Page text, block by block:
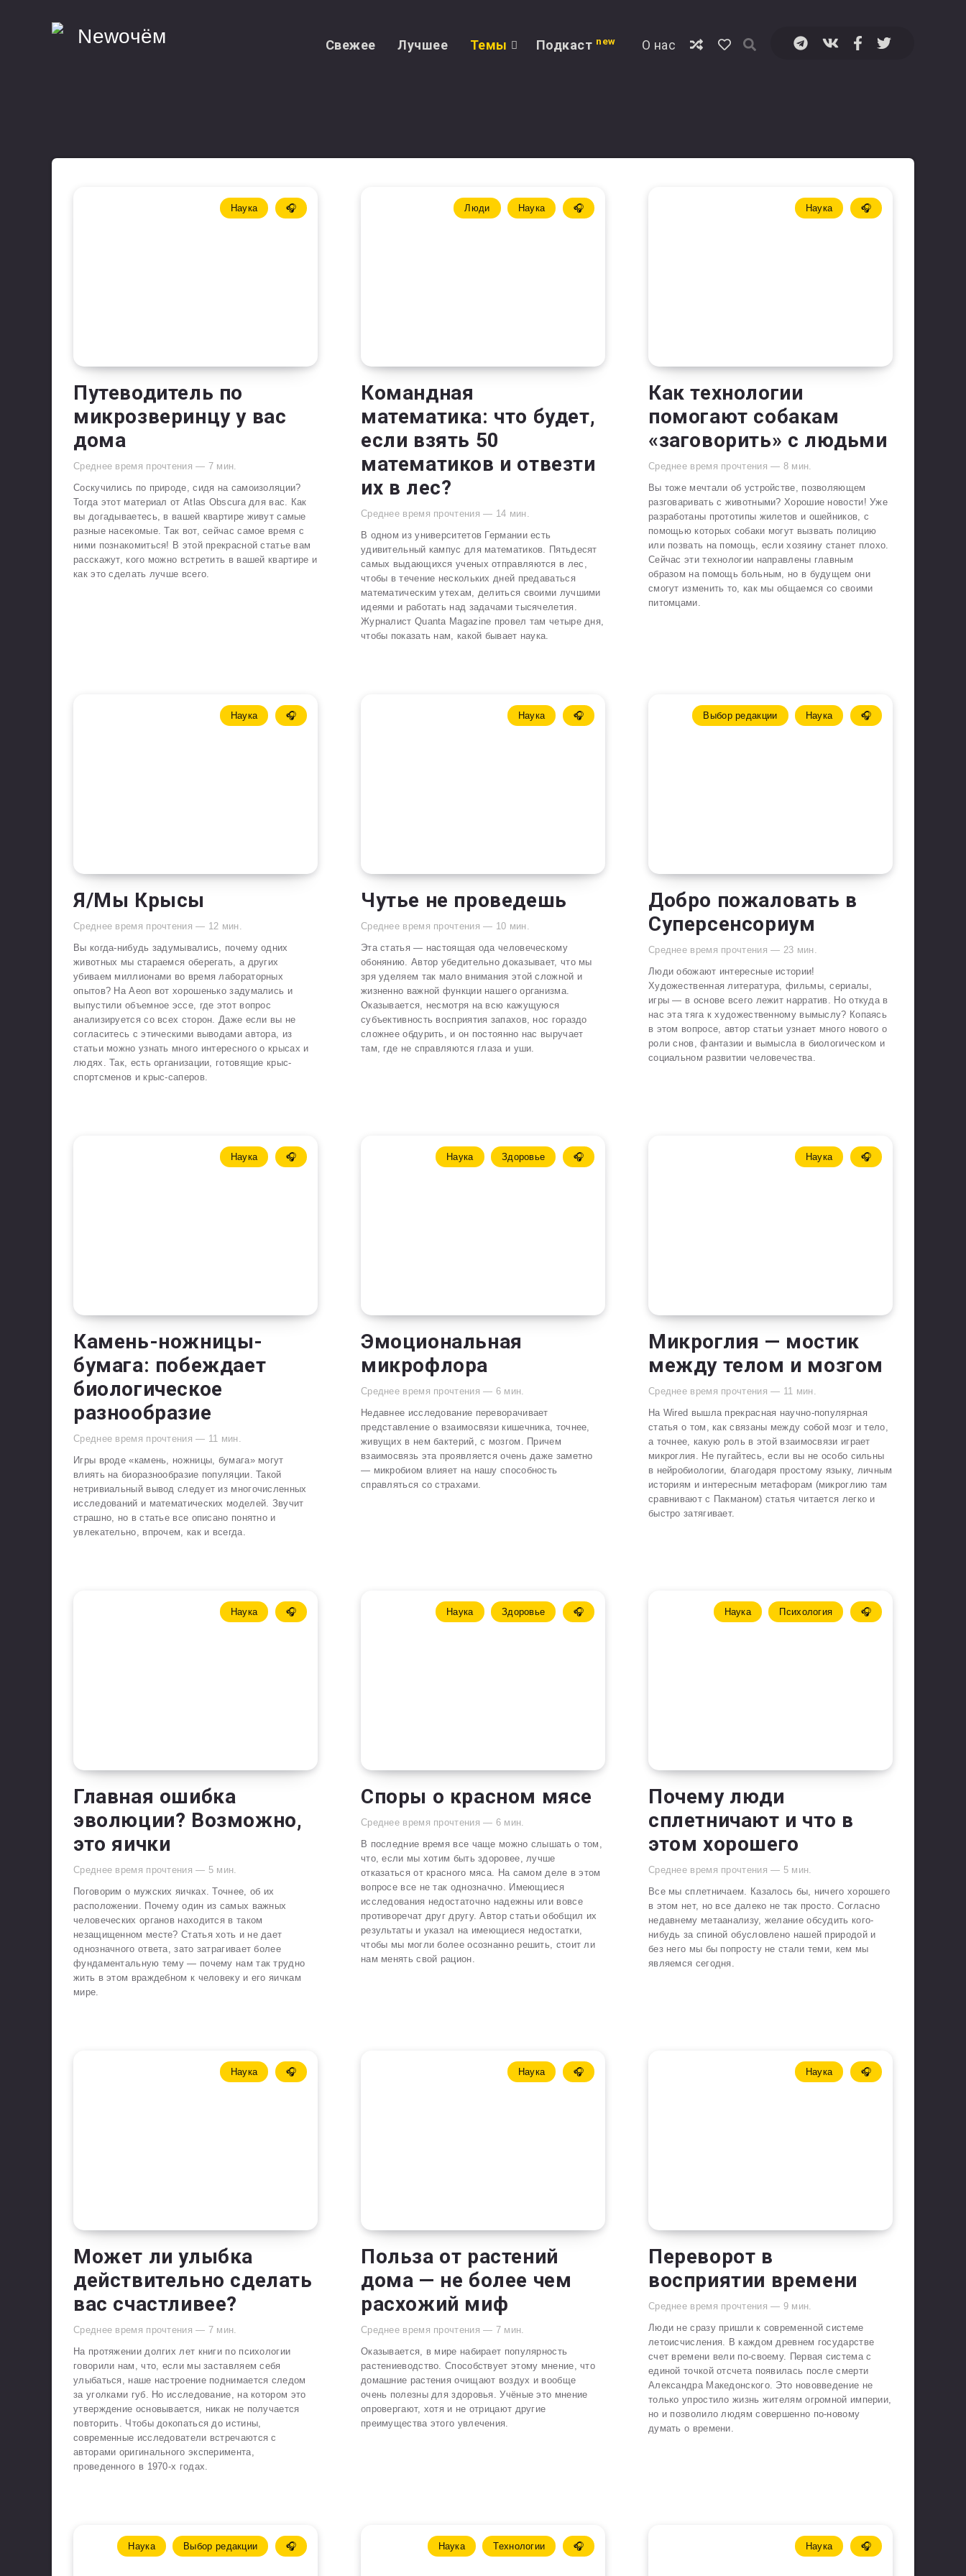
Свежее Лучшее Темы Подкаст new ⁠О нас
Наука 🎧
Путеводитель по
микрозверинцу у вас
дома
Среднее время прочтения — 7 мин.
Соскучились по природе, сидя на самоизоляции?
Тогда этот материал от Atlas Obscura для вас. Как
вы догадываетесь, в вашей квартире живут самые
разные насекомые. Так вот, сейчас самое время с
ними познакомиться! В этой прекрасной статье вам
расскажут, кого можно встретить в вашей квартире и
как это сделать лучше всего.
Люди Наука 🎧
Командная
математика: что будет,
если взять 50
математиков и отвезти
их в лес?
Среднее время прочтения — 14 мин.
В одном из университетов Германии есть
удивительный кампус для математиков. Пятьдесят
самых выдающихся ученых отправляются в лес,
чтобы в течение нескольких дней предаваться
математическим утехам, делиться своими лучшими
идеями и работать над задачами тысячелетия.
Журналист Quanta Magazine провел там четыре дня,
чтобы показать нам, какой бывает наука.
Наука 🎧
Как технологии
помогают собакам
«заговорить» с людьми
Среднее время прочтения — 8 мин.
Вы тоже мечтали об устройстве, позволяющем
разговаривать с животными? Хорошие новости! Уже
разработаны прототипы жилетов и ошейников, с
помощью которых собаки могут вызвать полицию
или позвать на помощь, если хозяину станет плохо.
Сейчас эти технологии направлены главным
образом на помощь больным, но в будущем они
смогут изменить то, как мы общаемся со своими
питомцами.
Наука 🎧
Я/Мы Крысы
Среднее время прочтения — 12 мин.
Вы когда-нибудь задумывались, почему одних
животных мы стараемся оберегать, а других
убиваем миллионами во время лабораторных
опытов? На Aeon вот хорошенько задумались и
выпустили объемное эссе, где этот вопрос
анализируется со всех сторон. Даже если вы не
согласитесь с этическими выводами автора, из
статьи можно узнать много интересного о крысах и
людях. Так, есть организации, готовящие крыс-
спортсменов и крыс-саперов.
Наука 🎧
Чутье не проведешь
Среднее время прочтения — 10 мин.
Эта статья — настоящая ода человеческому
обонянию. Автор убедительно доказывает, что мы
зря уделяем так мало внимания этой сложной и
жизненно важной функции нашего организма.
Оказывается, несмотря на всю кажущуюся
субъективность восприятия запахов, нос гораздо
сложнее обдурить, и он постоянно нас выручает
там, где не справляются глаза и уши.
Выбор редакции Наука 🎧
Добро пожаловать в
Суперсенсориум
Среднее время прочтения — 23 мин.
Люди обожают интересные истории!
Художественная литература, фильмы, сериалы,
игры — в основе всего лежит нарратив. Но откуда в
нас эта тяга к художественному вымыслу? Копаясь
в этом вопросе, автор статьи узнает много нового о
роли снов, фантазии и вымысла в биологическом и
социальном развитии человечества.
Наука 🎧
Камень-ножницы-
бумага: побеждает
биологическое
разнообразие
Среднее время прочтения — 11 мин.
Игры вроде «камень, ножницы, бумага» могут
влиять на биоразнообразие популяции. Такой
нетривиальный вывод следует из многочисленных
исследований и математических моделей. Звучит
страшно, но в статье все описано понятно и
увлекательно, впрочем, как и всегда.
Наука Здоровье 🎧
Эмоциональная
микрофлора
Среднее время прочтения — 6 мин.
Недавнее исследование переворачивает
представление о взаимосвязи кишечника, точнее,
живущих в нем бактерий, с мозгом. Причем
взаимосвязь эта проявляется очень даже заметно
— микробиом влияет на нашу способность
справляться со страхами.
Наука 🎧
Микроглия — мостик
между телом и мозгом
Среднее время прочтения — 11 мин.
На Wired вышла прекрасная научно-популярная
статья о том, как связаны между собой мозг и тело,
а точнее, какую роль в этой взаимосвязи играет
микроглия. Не пугайтесь, если вы не особо сильны
в нейробиологии, благодаря простому языку, личным
историям и интересным метафорам (микроглию там
сравнивают с Пакманом) статья читается легко и
быстро затягивает.
Наука 🎧
Главная ошибка
эволюции? Возможно,
это яички
Среднее время прочтения — 5 мин.
Поговорим о мужских яичках. Точнее, об их
расположении. Почему один из самых важных
человеческих органов находится в таком
незащищенном месте? Статья хоть и не дает
однозначного ответа, зато затрагивает более
фундаментальную тему — почему нам так трудно
жить в этом враждебном к человеку и его яичкам
мире.
Наука Здоровье 🎧
Споры о красном мясе
Среднее время прочтения — 6 мин.
В последние время все чаще можно слышать о том,
что, если мы хотим быть здоровее, лучше
отказаться от красного мяса. На самом деле в этом
вопросе все не так однозначно. Имеющиеся
исследования недостаточно надежны или вовсе
противоречат друг другу. Автор статьи обобщил их
результаты и указал на имеющиеся недостатки,
чтобы мы могли более осознанно решить, стоит ли
нам менять свой рацион.
Наука Психология 🎧
Почему люди
сплетничают и что в
этом хорошего
Среднее время прочтения — 5 мин.
Все мы сплетничаем. Казалось бы, ничего хорошего
в этом нет, но все далеко не так просто. Согласно
недавнему метаанализу, желание обсудить кого-
нибудь за спиной обусловлено нашей природой и
без него мы бы попросту не стали теми, кем мы
являемся сегодня.
Наука 🎧
Может ли улыбка
действительно сделать
вас счастливее?
Среднее время прочтения — 7 мин.
На протяжении долгих лет книги по психологии
говорили нам, что, если мы заставляем себя
улыбаться, наше настроение поднимается следом
за уголками губ. Но исследование, на котором это
утверждение основывается, никак не получается
повторить. Чтобы докопаться до истины,
современные исследователи встречаются с
авторами оригинального эксперимента,
проведенного в 1970-х годах.
Наука 🎧
Польза от растений
дома — не более чем
расхожий миф
Среднее время прочтения — 7 мин.
Оказывается, в мире набирает популярность
растениеводство. Способствует этому мнение, что
домашние растения очищают воздух и вообще
очень полезны для здоровья. Учёные это мнение
опровергают, хотя и не отрицают другие
преимущества этого увлечения.
Наука 🎧
Переворот в
восприятии времени
Среднее время прочтения — 9 мин.
Люди не сразу пришли к современной системе
летоисчисления. В каждом древнем государстве
счет времени вели по-своему. Первая система с
единой точкой отсчета появилась после смерти
Александра Македонского. Это нововведение не
только упростило жизнь жителям огромной империи,
но и позволило людям совершенно по-новому
думать о времени.
Наука Выбор редакции 🎧 Наука Технологии 🎧 Наука 🎧